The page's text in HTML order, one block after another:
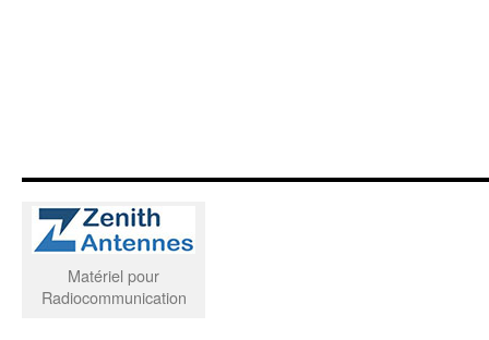
Matériel pour
Radiocommunication